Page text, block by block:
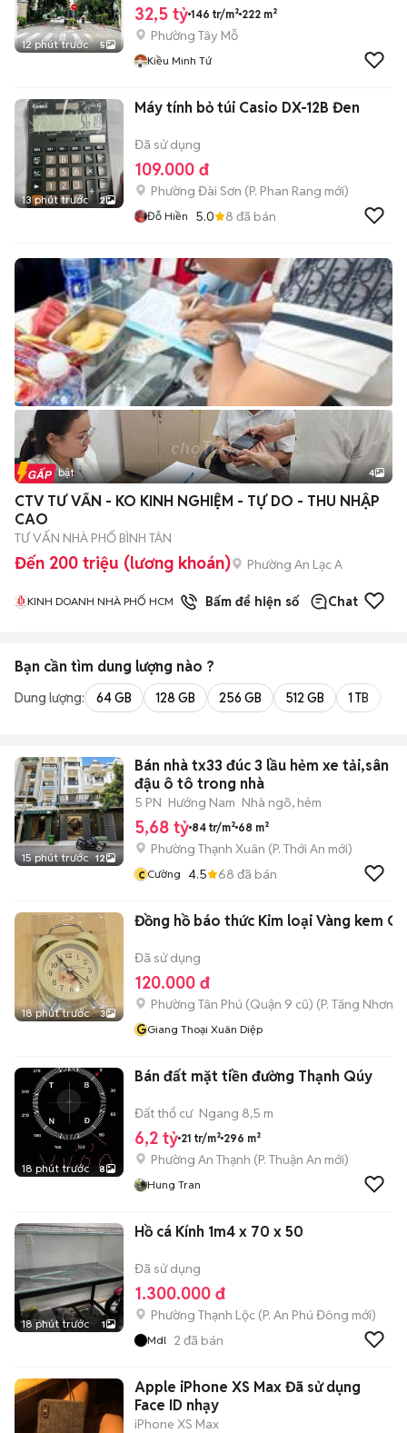
12 phút trước 5
32,5 tỷ 146 tr/m² 222 m²
Phường Tây Mỗ
Kiều Minh Tứ
13 phút trước 2
Máy tính bỏ túi Casio DX-12B Đen
Đã sử dụng
109.000 đ
Phường Đài Sơn (P. Phan Rang mới)
Đỗ Hiền 5.0 8 đã bán
Tin nổi bật 4
CTV TƯ VẤN - KO KINH NGHIỆM - TỰ DO - THU NHẬP
CAO
TƯ VẤN NHÀ PHỐ BÌNH TÂN
Đến 200 triệu (lương khoán) Phường An Lạc A
KINH DOANH NHÀ PHỐ HCM 1đã bánBấm để hiện số Chat
Bạn cần tìm dung lượng nào ?
Dung lượng: 64 GB 128 GB 256 GB 512 GB 1 TB
15 phút trước 12
Bán nhà tx33 đúc 3 lầu hẻm xe tải,sân
đậu ô tô trong nhà
5 PN Hướng Nam Nhà ngõ, hẻm
5,68 tỷ 84 tr/m² 68 m²
Phường Thạnh Xuân (P. Thới An mới)
c Cường 4.5 68 đã bán
18 phút trước 3
Đồng hồ báo thức Kim loại Vàng kem
Đã sử dụng
120.000 đ
Phường Tân Phú (Quận 9 cũ) (P. Tăng Nhơn
GGiang Thoại Xuân Diệp
18 phút trước 8
Bán đất mặt tiền đường Thạnh Qúy
Đất thổ cư Ngang 8,5 m
6,2 tỷ 21 tr/m² 296 m²
Phường An Thạnh (P. Thuận An mới)
Hung Tran
18 phút trước 1
Hồ cá Kính 1m4 x 70 x 50
Đã sử dụng
1.300.000 đ
Phường Thạnh Lộc (P. An Phú Đông mới)
Mdl 2 đã bán
Apple iPhone XS Max Đã sử dụng
Face ID nhạy
iPhone XS Max